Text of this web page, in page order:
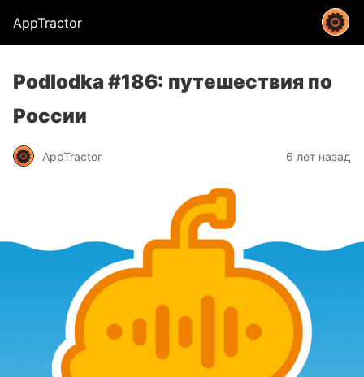
AppTractor
Podlodka #186: путешествия по
России
AppTractor 6 лет назад